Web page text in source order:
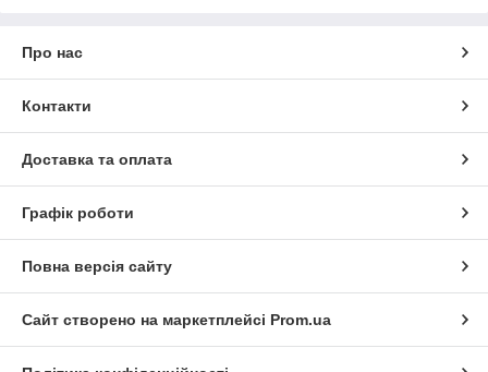
Про нас
Контакти
Доставка та оплата
Графік роботи
Повна версія сайту
Сайт створено на маркетплейсі Prom.ua